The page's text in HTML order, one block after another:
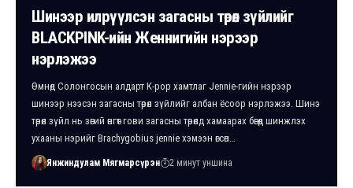
Шинээр илрүүлсэн загасны төрөл зүйлийг
BLACKPINK-ийн Женнигийн нэрээр
нэрлэжээ
Өмнөд Солонгосын алдарт K-pop хамтлаг Jennie-гийн нэрээр
шинээр нээсэн загасны төрөл зүйлийг албан ёсоор нэрлэжээ. Шинэ
төрөл зүйл нь зөгий өнгөт гови загасны төрөлд хамаарах бөгөөд шинжлэх
ухааны нэрийг Brachygobius jennie хэмээн өгсөн…
Янжиндулам Мягмарсүрэн 2 минут уншина